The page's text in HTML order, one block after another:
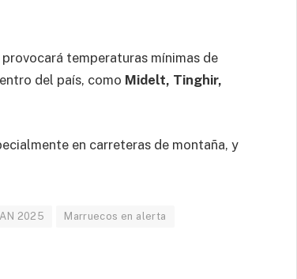
provocará temperaturas mínimas de
del país, como Midelt, Tinghir,
en carreteras de montaña, y
2025 Marruecos en alerta